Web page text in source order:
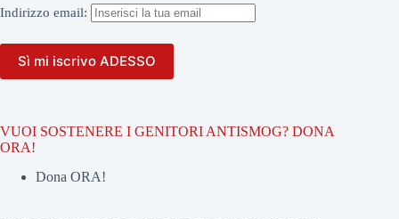
Indirizzo email:
VUOI SOSTENERE I GENITORI ANTISMOG? DONA
ORA!
Dona ORA!